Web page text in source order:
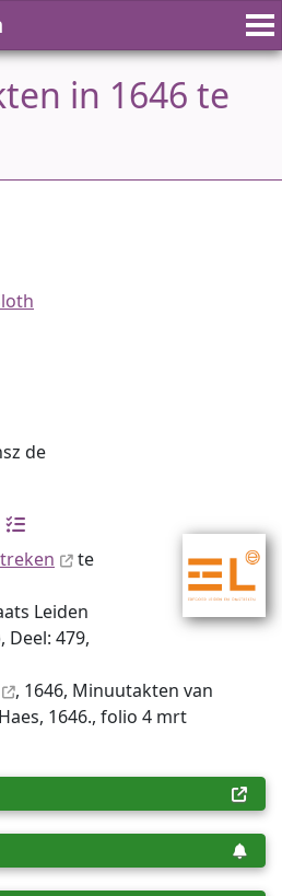
in 1646 te
de
te
Leiden
479,
, 1646, Minuutakten van
1646., folio 4 mrt